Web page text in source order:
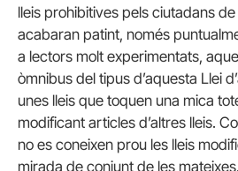
lleis prohibitives pels ciutadans
acabaran patint, només
a lectors molt experimentats,
òmnibus del tipus d’aquesta Llei
unes lleis que toquen una mica
modificant articles d’altres lleis.
no es coneixen prou les lleis
mirada de conjunt de les